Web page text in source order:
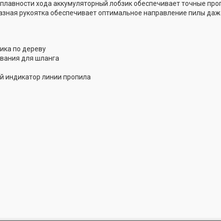
хода аккумуляторный лобзик обеспечивает точные
рукоятка обеспечивает оптимальное направление пилы
по дереву
для шланга
индикатор линии пропила